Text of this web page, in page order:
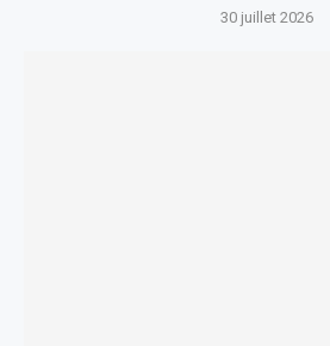
30 juillet 2026